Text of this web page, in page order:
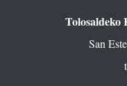
Tolosaldeko
San